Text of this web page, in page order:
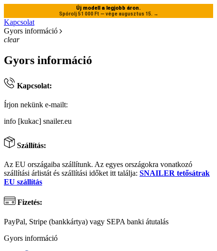
Új modell a legjobb áron.
Spórolj 51 000 Ft — vége augusztus 15. →
Kapcsolat
Gyors információ
clear
Gyors információ
Kapcsolat:
Írjon nekünk e-mailt:
info [kukac] snailer.eu
Szállítás:
Az EU országaiba szállítunk. Az egyes országokra vonatkozó
szállítási árlistát és szállítási időket itt találja: SNAILER tetősátrak
EU szállítás
Fizetés:
PayPal, Stripe (bankkártya) vagy SEPA banki átutalás
Gyors információ